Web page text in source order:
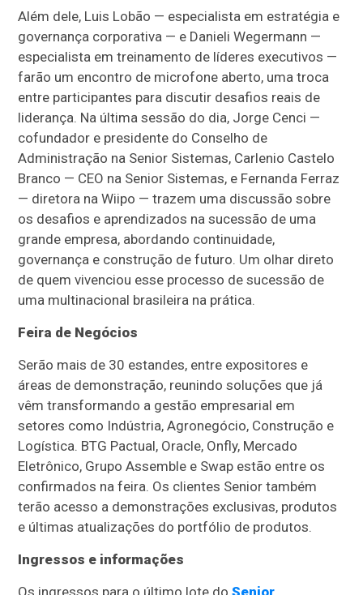
Além dele, Luis Lobão — especialista em estratégia e
governança corporativa — e Danieli Wegermann —
especialista em treinamento de líderes executivos —
farão um encontro de microfone aberto, uma troca
entre participantes para discutir desafios reais de
liderança. Na última sessão do dia, Jorge Cenci —
cofundador e presidente do Conselho de
Administração na Senior Sistemas, Carlenio Castelo
Branco — CEO na Senior Sistemas, e Fernanda Ferraz
— diretora na Wiipo — trazem uma discussão sobre
os desafios e aprendizados na sucessão de uma
grande empresa, abordando continuidade,
governança e construção de futuro. Um olhar direto
de quem vivenciou esse processo de sucessão de
uma multinacional brasileira na prática.
Feira de Negócios
Serão mais de 30 estandes, entre expositores e
áreas de demonstração, reunindo soluções que já
vêm transformando a gestão empresarial em
setores como Indústria, Agronegócio, Construção e
Logística. BTG Pactual, Oracle, Onfly, Mercado
Eletrônico, Grupo Assemble e Swap estão entre os
confirmados na feira. Os clientes Senior também
terão acesso a demonstrações exclusivas, produtos
e últimas atualizações do portfólio de produtos.
Ingressos e informações
Os ingressos para o último lote doSenior